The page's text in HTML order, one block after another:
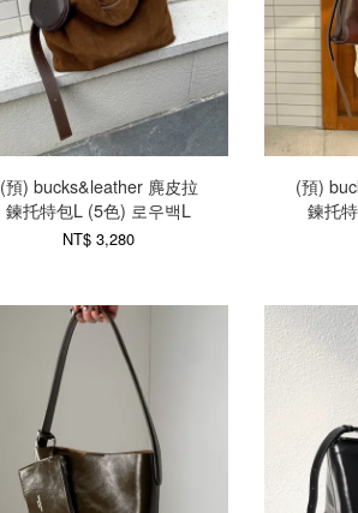
(預) bucks&leather 麂皮拉
鍊托特包L (5色) 로우백L
NT$ 3,280
(預)
鍊托